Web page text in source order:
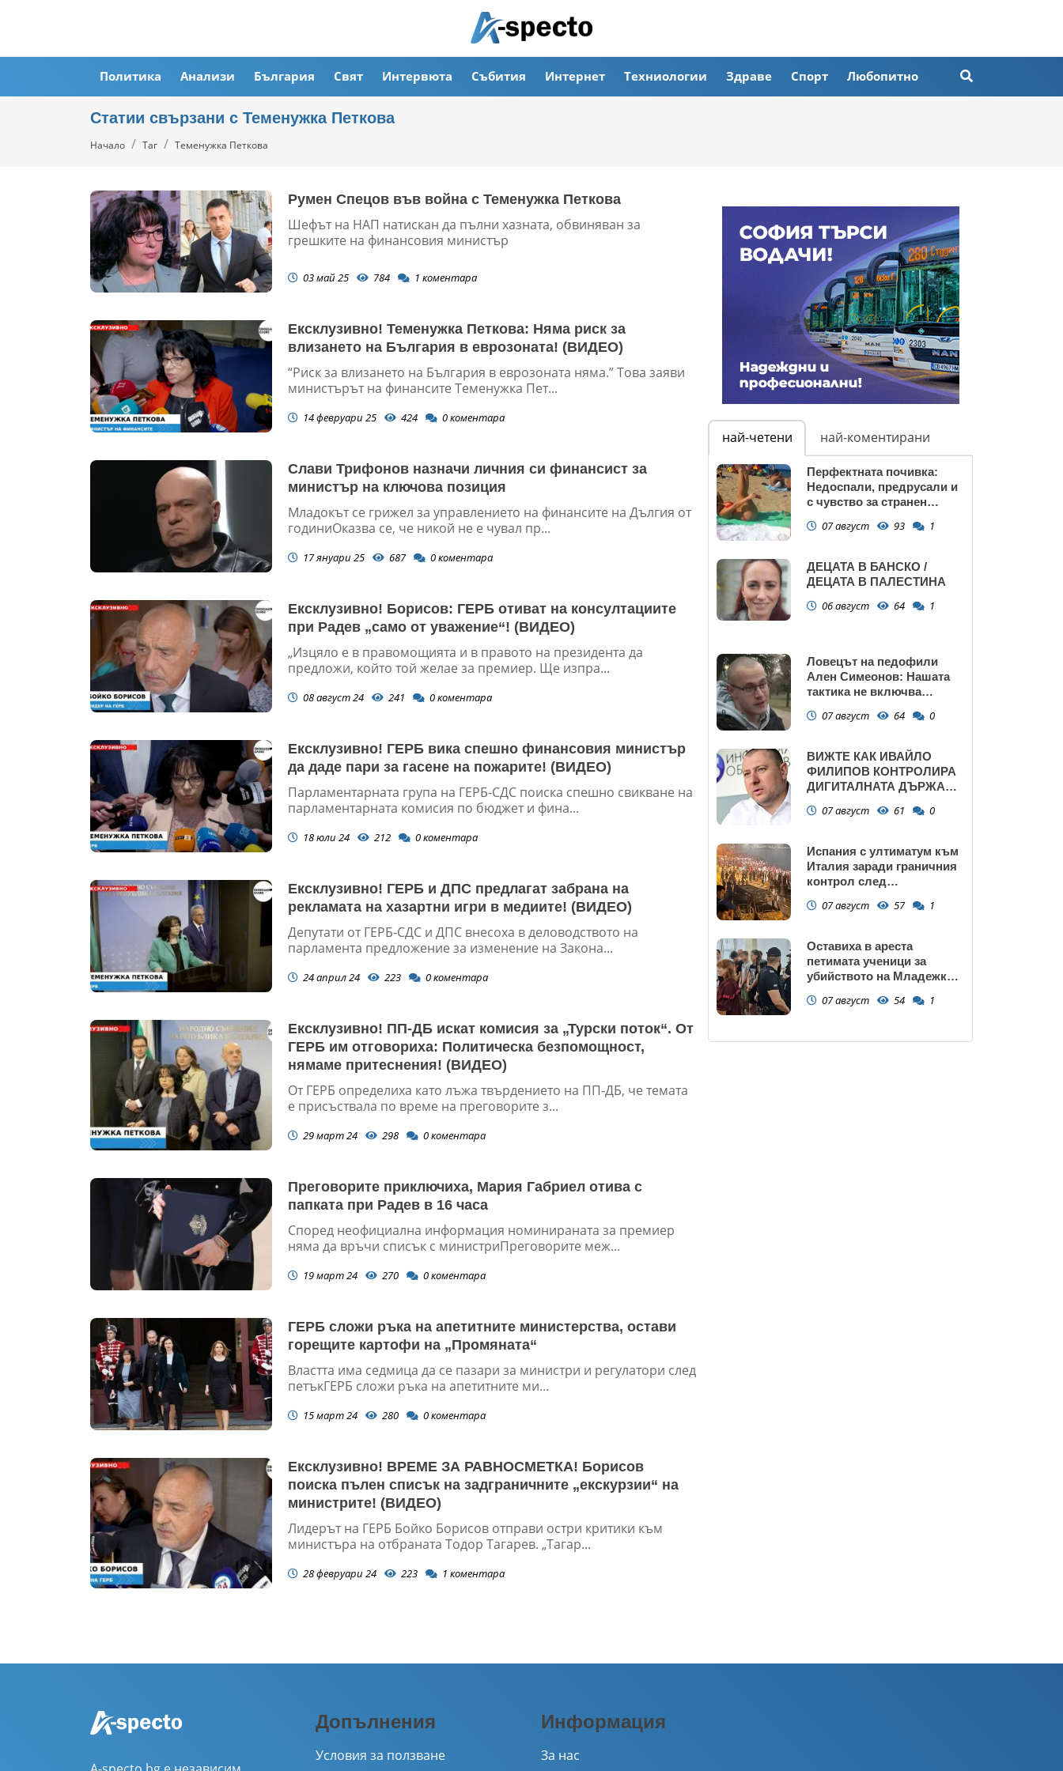
Политика Анализи България Свят Интервюта Събития Интернет Техниологии Здраве Спорт Любопитно
Статии свързани с Теменужка Петкова
Начало Таг Теменужка Петкова
Румен Спецов във война с Теменужка Петкова
Шефът на НАП натискан да пълни хазната, обвиняван за
грешките на финансовия министър
03 май 25 784 1 коментара
Ексклузивно! Теменужка Петкова: Няма риск за
влизането на България в еврозоната! (ВИДЕО)
“Риск за влизането на България в еврозоната няма.” Това заяви
министърът на финансите Теменужка Пет...
14 февруари 25 424 0коментара
Слави Трифонов назначи личния си финансист за
министър на ключова позиция
Младокът се грижел за управлението на финансите на Дългия от
годиниОказва се, че никой не е чувал пр...
17 януари 25 687 0коментара
Ексклузивно! Борисов: ГЕРБ отиват на консултациите
при Радев „само от уважение“! (ВИДЕО)
„Изцяло е в правомощията и в правото на президента да
предложи, който той желае за премиер. Ще изпра...
08 август 24 241 0коментара
Ексклузивно! ГЕРБ вика спешно финансовия министър
да даде пари за гасене на пожарите! (ВИДЕО)
Парламентарната група на ГЕРБ-СДС поиска спешно свикване на
парламентарната комисия по бюджет и фина...
18 юли 24 212 0коментара
Ексклузивно! ГЕРБ и ДПС предлагат забрана на
рекламата на хазартни игри в медиите! (ВИДЕО)
Депутати от ГЕРБ-СДС и ДПС внесоха в деловодството на
парламента предложение за изменение на Закона...
24 април 24 223 0коментара
Ексклузивно! ПП-ДБ искат комисия за „Турски поток“. От
ГЕРБ им отговориха: Политическа безпомощност,
нямаме притеснения! (ВИДЕО)
От ГЕРБ определиха като лъжа твърдението на ПП-ДБ, че темата
е присъствала по време на преговорите з...
29 март 24 298 0коментара
Преговорите приключиха, Мария Габриел отива с
папката при Радев в 16 часа
Според неофициална информация номинираната за премиер
няма да връчи списък с министриПреговорите меж...
19 март 24 270 0коментара
ГЕРБ сложи ръка на апетитните министерства, остави
горещите картофи на „Промяната“
Властта има седмица да се пазари за министри и регулатори след
петъкГЕРБ сложи ръка на апетитните ми...
15 март 24 280 0коментара
Ексклузивно! ВРЕМЕ ЗА РАВНОСМЕТКА! Борисов
поиска пълен списък на задграничните „екскурзии“ на
министрите! (ВИДЕО)
Лидерът на ГЕРБ Бойко Борисов отправи остри критики към
министъра на отбраната Тодор Тагарев. „Тагар...
28 февруари 24 223 1 коментара
най-четени най-коментирани
Перфектната почивка:
Недоспали, предрусали и
с чувство за странен
07 август 93 1
ДЕЦАТА В БАНСКО /
ДЕЦАТА В ПАЛЕСТИНА
06 август 64 1
Ловецът на педофили
Ален Симеонов: Нашата
тактика не включва
07 август 64 0
ВИЖТЕ КАК ИВАЙЛО
ФИЛИПОВ КОНТРОЛИРА
ДИГИТАЛНАТА ДЪРЖАВА
ПРАВИТЕЛСТВОТО?
07 август 61 0
Испания с ултиматум към
Италия заради граничния
контрол след
07 август 57 1
Оставиха в ареста
петимата ученици за
убийството на Младежкия
час, гаврили се с него и го
07 август 54 1
Допълнения
Условия за ползване
Информация
За нас